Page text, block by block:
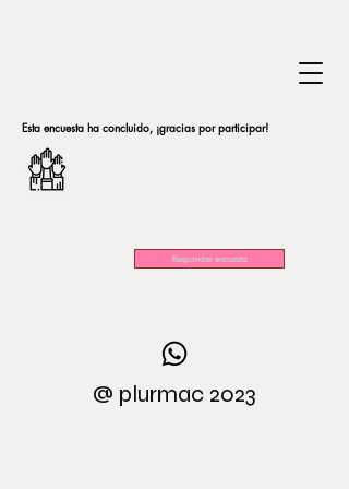
Esta encuesta ha concluido, ¡gracias por participar!
Responder encuesta
@ plurmac 2023